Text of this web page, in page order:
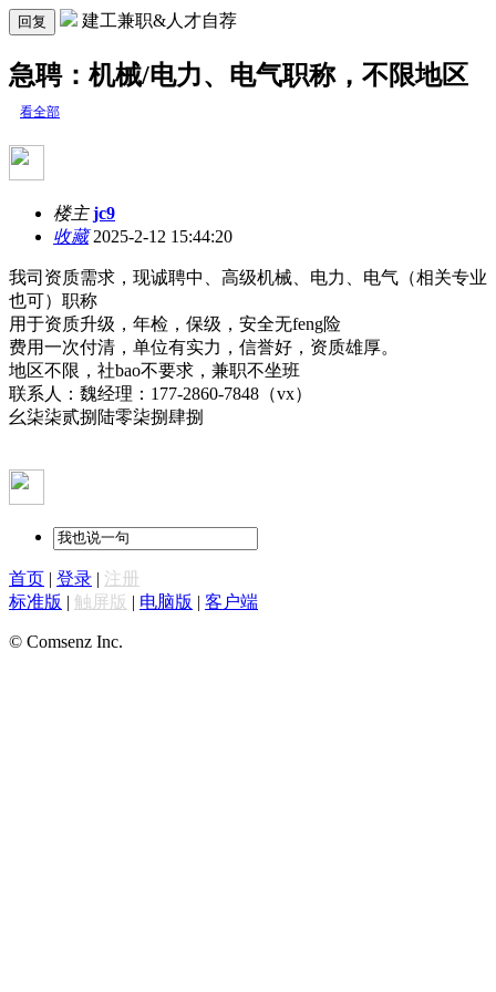
回复 建工兼职&人才自荐
急聘：机械/电力、电气职称，不限地区
看全部
楼主 jc9
收藏2025-2-12 15:44:20
我司资质需求，现诚聘中、高级机械、电力、电气（相关专业
也可）职称
用于资质升级，年检，保级，安全无feng险
费用一次付清，单位有实力，信誉好，资质雄厚。
地区不限，社bao不要求，兼职不坐班
联系人：魏经理：177-2860-7848（vx）
幺柒柒贰捌陆零柒捌肆捌
首页 | 登录 | 注册
标准版 | 触屏版 | 电脑版 | 客户端
© Comsenz Inc.